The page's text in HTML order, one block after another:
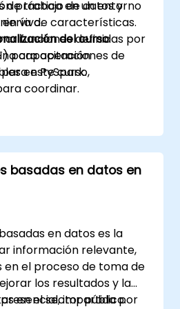
de trabajo de datos y
de características.
funciones definidas por
para operaciones de
en PySpark.
práctica en un entorno
vivo.
del curso
capacitación
este curso,
coordinar.
basadas en datos en
en datos es la
información relevante,
en el proceso de toma de
los resultados y la
en el sector público.
impartida por